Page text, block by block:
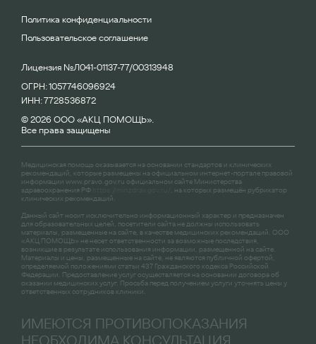
Политика конфиденциальности
Пользовательское соглашение
Лицензия №Л041-01137-77/00313948
ОГРН: 1057746096924
ИНН: 7728536872
© 2026 ООО «АКЦ ПОМОЩЬ».
Все права защищены
Медицинская помощь оказывается на основании стандартов и клинических
рекомендаций, которые размещены на официальном интернет-портале правовой
информации www.pravo.gov.ru официальном сайте Министерства
здравоохранения РФ
, на которых размещён рубрикатор
клинических рекомендаций.
Данный сайт носит исключительно информационный характер и предназначен
для образовательных целей, посетители сайта не должны использовать
материалы, размещенные на сайте, в качестве медицинских рекомендаций. ООО
«АКЦ ПОМОЩЬ» не несет ответственности за возможные последствия,
возникшие в результате использования информации, размещенной на сайте.
Материалы и цены, размещенные на сайте, не являются публичной офертой,
определяемой положениями статьи 437 Гражданского кодекса Российской
Федерации. Предоставление услуг осуществляется на основании договора об
оказании медицинских услуг. Просьба перед получением услуги уточнять цены у
ответственных сотрудников клиники.
ИМЕЮТСЯ ПРОТИВОПОКАЗАНИЯ
НЕОБХОДИМА КОНСУЛЬТАЦИЯ